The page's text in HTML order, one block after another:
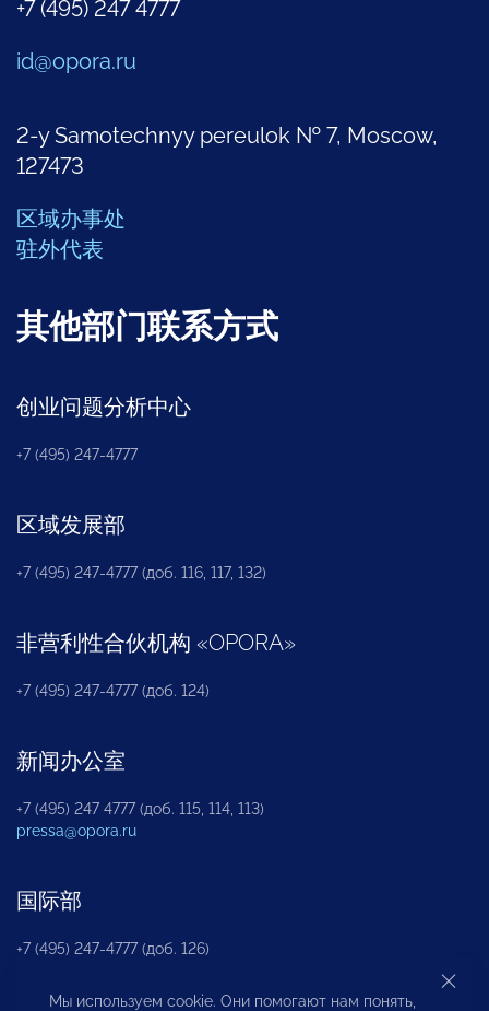
+7 (495) 247 4777
id@opora.ru
2-y Samotechnyy pereulok № 7, Moscow,
127473
区域办事处
驻外代表
其他部门联系方式
创业问题分析中心
+7 (495) 247-4777
区域发展部
+7 (495) 247-4777 (доб. 116, 117, 132)
非营利性合伙机构 «OPORA»
+7 (495) 247-4777 (доб. 124)
新闻办公室
+7 (495) 247 4777 (доб. 115, 114, 113)
pressa@opora.ru
国际部
+7 (495) 247-4777 (доб. 126)
Мы используем cookie. Они помогают нам понять,